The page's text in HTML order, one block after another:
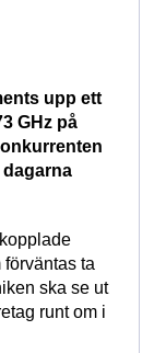
upp ett
GHz på
ta
ska se ut
runt om i